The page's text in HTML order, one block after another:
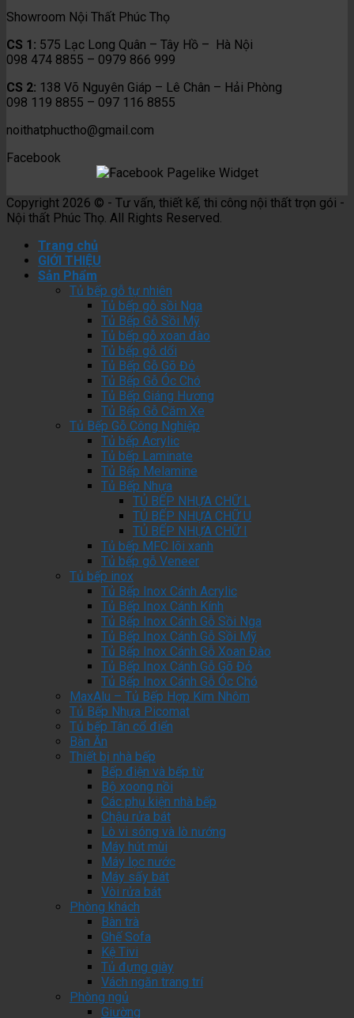
Showroom Nội Thất Phúc Thọ
CS 1: 575 Lạc Long Quân – Tây Hồ – Hà Nội
098 474 8855 – 0979 866 999
CS 2: 138 Võ Nguyên Giáp – Lê Chân – Hải Phòng
098 119 8855 – 097 116 8855
noithatphuctho@gmail.com
Facebook
Copyright 2026 © - Tư vấn, thiết kế, thi công nội thất trọn gói -
Nội thất Phúc Thọ. All Rights Reserved.
Trang chủ
GIỚI THIỆU
Sản Phẩm
Tủ bếp gỗ tự nhiên
Tủ bếp gỗ sồi Nga
Tủ Bếp Gỗ Sồi Mỹ
Tủ bếp gỗ xoan đào
Tủ bếp gỗ dổi
Tủ Bếp Gỗ Gõ Đỏ
Tủ Bếp Gỗ Óc Chó
Tủ Bếp Giáng Hương
Tủ Bếp Gỗ Căm Xe
Tủ Bếp Gỗ Công Nghiệp
Tủ bếp Acrylic
Tủ bếp Laminate
Tủ Bếp Melamine
Tủ Bếp Nhựa
TỦ BẾP NHỰA CHỮ L
TỦ BẾP NHỰA CHỮ U
TỦ BẾP NHỰA CHỮ I
Tủ bếp MFC lõi xanh
Tủ bếp gỗ Veneer
Tủ bếp inox
Tủ Bếp Inox Cánh Acrylic
Tủ Bếp Inox Cánh Kính
Tủ Bếp Inox Cánh Gỗ Sồi Nga
Tủ Bếp Inox Cánh Gỗ Sồi Mỹ
Tủ Bếp Inox Cánh Gỗ Xoan Đào
Tủ Bếp Inox Cánh Gỗ Gõ Đỏ
Tủ Bếp Inox Cánh Gỗ Óc Chó
MaxAlu – Tủ Bếp Hợp Kim Nhôm
Tủ Bếp Nhựa Picomat
Tủ bếp Tân cổ điển
Bàn Ăn
Thiết bị nhà bếp
Bếp điện và bếp từ
Bộ xoong nồi
Các phụ kiện nhà bếp
Chậu rửa bát
Lò vi sóng và lò nướng
Máy hút mùi
Máy lọc nước
Máy sấy bát
Vòi rửa bát
Phòng khách
Bàn trà
Ghế Sofa
Kệ Tivi
Tủ đựng giày
Vách ngăn trang trí
Phòng ngủ
Giường